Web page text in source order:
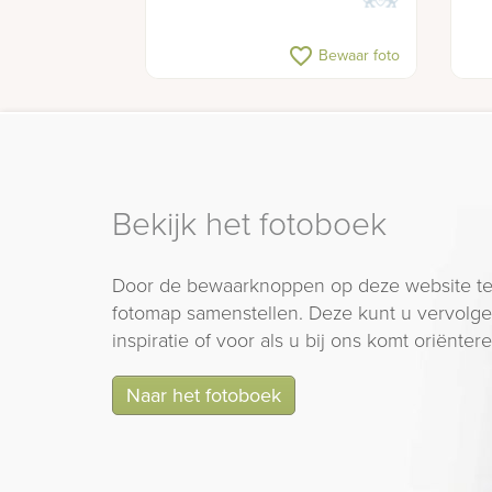
favorite_border Bewaar foto
Bekijk het fotoboek
Door de bewaarknoppen op deze website
fotomap samenstellen. Deze kunt u
inspiratie of voor als u bij ons komt
Naar het fotoboek